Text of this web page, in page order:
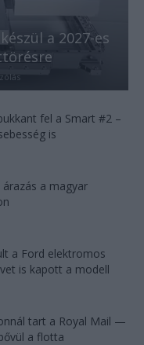
a 2027-es
fel a Smart #2 –
is
a magyar
a Ford elektromos
is kapott a modell
tart a Royal Mail —
a flotta